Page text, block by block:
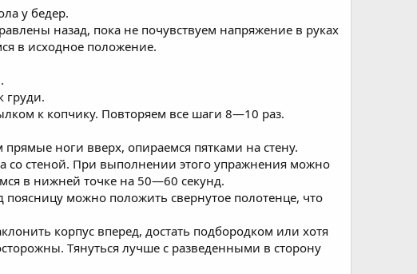
у бедер.
назад, пока не почувствуем напряжение в руках
в исходное положение.
груди.
к копчику. Повторяем все шаги 8—10 раз.
ноги вверх, опираемся пятками на стену.
со стеной. При выполнении этого упражнения можно
в нижней точке на 50—60 секунд.
можно положить свернутое полотенце, что
корпус вперед, достать подбородком или хотя
Тянуться лучше с разведенными в сторону